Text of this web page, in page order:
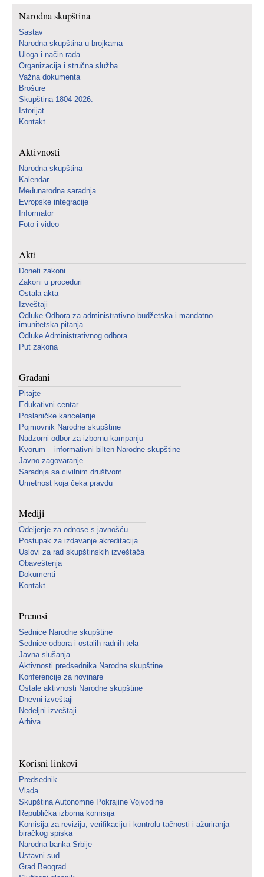
Narodna skupština
Sastav
Narodna skupština u brojkama
Uloga i način rada
Organizacija i stručna služba
Važna dokumenta
Brošure
Skupština 1804-2026.
Istorijat
Kontakt
Aktivnosti
Narodna skupština
Kalendar
Međunarodna saradnja
Evropske integracije
Informator
Foto i video
Akti
Doneti zakoni
Zakoni u proceduri
Ostala akta
Izveštaji
Odluke Odbora za administrativno-budžetska i mandatno-
imunitetska pitanja
Odluke Administrativnog odbora
Put zakona
Građani
Pitajte
Edukativni centar
Poslaničke kancelarije
Pojmovnik Narodne skupštine
Nadzorni odbor za izbornu kampanju
Kvorum – informativni bilten Narodne skupštine
Javno zagovaranje
Saradnja sa civilnim društvom
Umetnost koja čeka pravdu
Mediji
Odeljenje za odnose s javnošću
Postupak za izdavanje akreditacija
Uslovi za rad skupštinskih izveštača
Obaveštenja
Dokumenti
Kontakt
Prenosi
Sednice Narodne skupštine
Sednice odbora i ostalih radnih tela
Javna slušanja
Aktivnosti predsednika Narodne skupštine
Konferencije za novinare
Ostale aktivnosti Narodne skupštine
Dnevni izveštaji
Nedeljni izveštaji
Arhiva
Korisni linkovi
Predsednik
Vlada
Skupština Autonomne Pokrajine Vojvodine
Republička izborna komisija
Komisija za reviziju, verifikaciju i kontrolu tačnosti i ažuriranja
biračkog spiska
Narodna banka Srbije
Ustavni sud
Grad Beograd